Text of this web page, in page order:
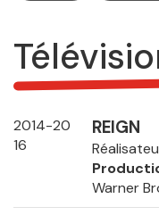
2014-20
16
REIGN
Warner